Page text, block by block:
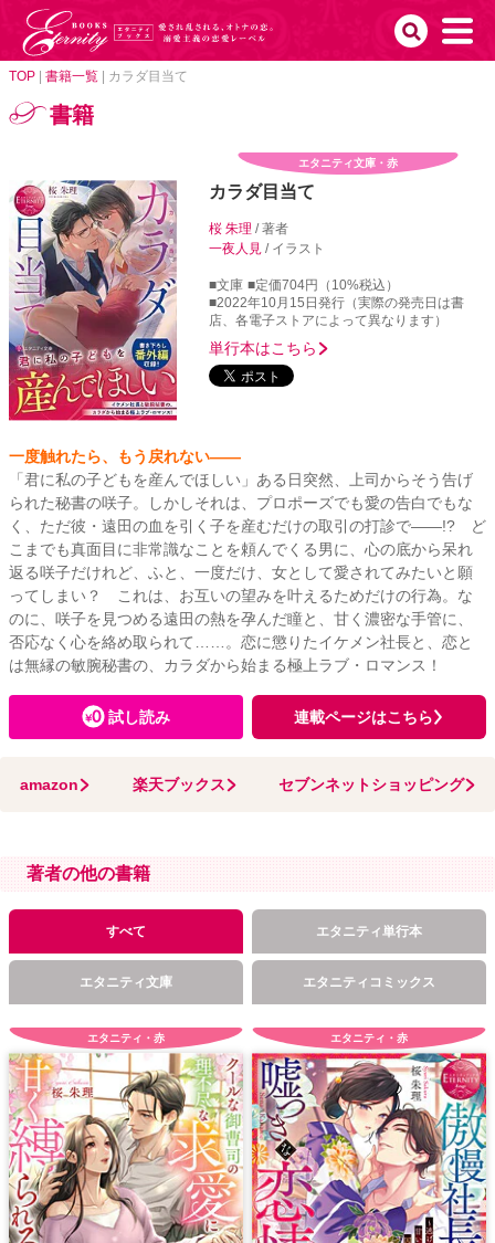
TOP 書籍一覧 カラダ目当て
書籍
エタニティ文庫・赤
カラダ目当て
桜 朱理/ 著者
一夜人見 / イラスト
■文庫 ■定価704円（10%税込）
■2022年10月15日発行（実際の発売日は書
店、各電子ストアによって異なります）
単行本はこちら
一度触れたら、もう戻れない――
「君に私の子どもを産んでほしい」ある日突然、上司からそう告げ
られた秘書の咲子。しかしそれは、プロポーズでも愛の告白でもな
く、ただ彼・遠田の血を引く子を産むだけの取引の打診で――!? ど
こまでも真面目に非常識なことを頼んでくる男に、心の底から呆れ
返る咲子だけれど、ふと、一度だけ、女として愛されてみたいと願
ってしまい？ これは、お互いの望みを叶えるためだけの行為。な
のに、咲子を見つめる遠田の熱を孕んだ瞳と、甘く濃密な手管に、
否応なく心を絡め取られて……。恋に懲りたイケメン社長と、恋と
は無縁の敏腕秘書の、カラダから始まる極上ラブ・ロマンス！
試し読み 連載ページはこちら
amazon 楽天ブックス セブンネットショッピング
著者の他の書籍
すべて エタニティ単行本
エタニティ文庫 エタニティコミックス
エタニティ・赤 エタニティ・赤